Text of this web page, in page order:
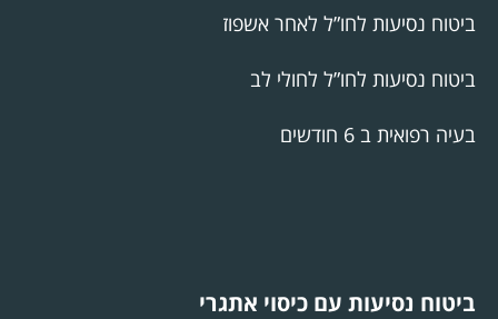
ביטוח נסיעות לחו”ל לאחר אשפוז
ביטוח נסיעות לחו”ל לחולי לב
בעיה רפואית ב 6 חודשים
ביטוח נסיעות עם כיסוי אתגרי